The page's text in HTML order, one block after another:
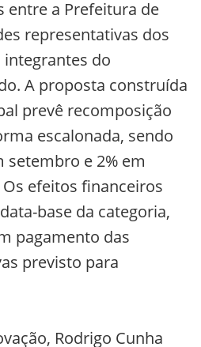
entre a Prefeitura de
representativas dos
do
A proposta construída
prevê recomposição
escalonada, sendo
setembro e 2% em
efeitos financeiros
base da categoria,
pagamento das
previsto para
Rodrigo Cunha